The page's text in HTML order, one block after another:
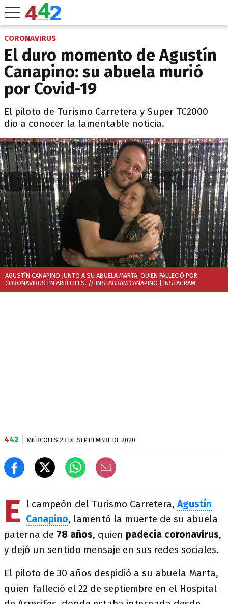
CORONAVIRUS
El duro momento de Agustín
Canapino: su abuela murió
por Covid-19
El piloto de Turismo Carretera y Super TC2000
dio a conocer la lamentable noticia.
AGUSTÍN CANAPINO JUNTO A SU ABUELA MARTA, QUIEN FALLECIÓ POR
CORONAVIRUS EN ARRECIFES. // INSTAGRAM CANAPINO | INSTAGRAM
442 MIÉRCOLES 23 DE SEPTIEMBRE DE 2020
E l campeón del Turismo Carretera,Agustín
Canapino, lamentó la muerte de su abuela
paterna de 78 años, quien padecía coronavirus,
y dejó un sentido mensaje en sus redes sociales.
El piloto de 30 años despidió a su abuela Marta,
quien falleció el 22 de septiembre en el Hospital